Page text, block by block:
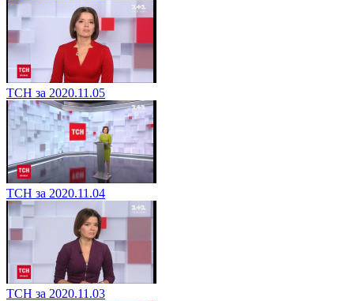
ТСН за 2020.11.05
ТСН за 2020.11.04
ТСН за 2020.11.03